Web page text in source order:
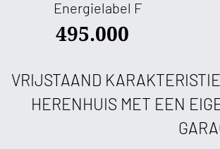
Energielabel F
495.000
VRIJSTAAND
HERENHUIS MET EEN